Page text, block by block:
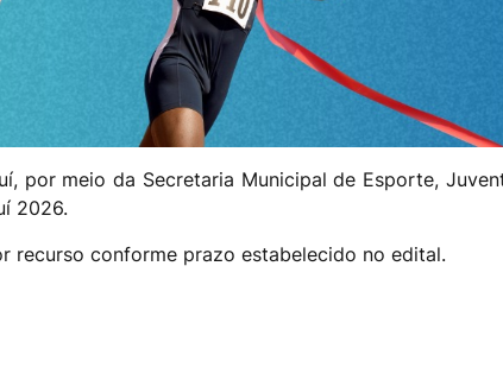
por meio da Secretaria Municipal de Esporte,
2026.
recurso conforme prazo estabelecido no edital.